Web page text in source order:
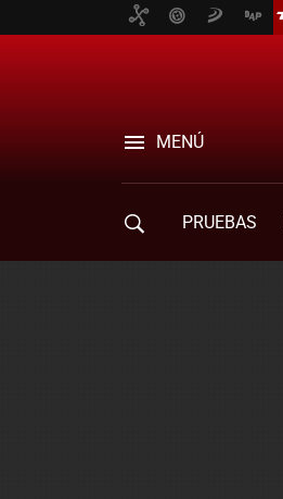
MENÚ
PRUEBAS